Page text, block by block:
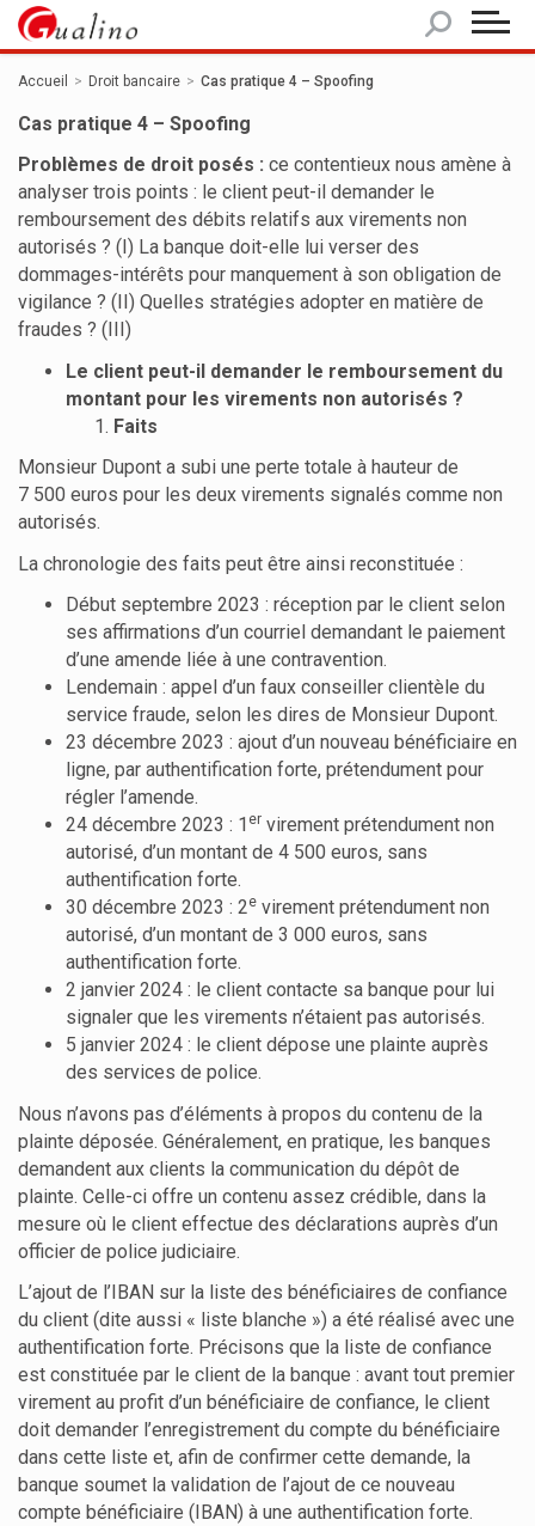
Accueil Droit bancaire Cas pratique 4 – Spoofing
Cas pratique 4 – Spoofing
Problèmes de droit posés : ce contentieux nous amène à
analyser trois points : le client peut-il demander le
remboursement des débits relatifs aux virements non
autorisés ? (I) La banque doit-elle lui verser des
dommages-intérêts pour manquement à son obligation de
vigilance ? (II) Quelles stratégies adopter en matière de
fraudes ? (III)
Le client peut-il demander le remboursement du
montant pour les virements non autorisés ?
Faits
Monsieur Dupont a subi une perte totale à hauteur de
7 500 euros pour les deux virements signalés comme non
autorisés.
La chronologie des faits peut être ainsi reconstituée :
Début septembre 2023 : réception par le client selon
ses affirmations d’un courriel demandant le paiement
d’une amende liée à une contravention.
Lendemain : appel d’un faux conseiller clientèle du
service fraude, selon les dires de Monsieur Dupont.
23 décembre 2023 : ajout d’un nouveau bénéficiaire en
ligne, par authentification forte, prétendument pour
régler l’amende.
24 décembre 2023 : 1 er virement prétendument non
autorisé, d’un montant de 4 500 euros, sans
authentification forte.
30 décembre 2023 : 2e virement prétendument non
autorisé, d’un montant de 3 000 euros, sans
authentification forte.
2 janvier 2024 : le client contacte sa banque pour lui
signaler que les virements n’étaient pas autorisés.
5 janvier 2024 : le client dépose une plainte auprès
des services de police.
Nous n’avons pas d’éléments à propos du contenu de la
plainte déposée. Généralement, en pratique, les banques
demandent aux clients la communication du dépôt de
plainte. Celle-ci offre un contenu assez crédible, dans la
mesure où le client effectue des déclarations auprès d’un
officier de police judiciaire.
L’ajout de l’IBAN sur la liste des bénéficiaires de confiance
du client (dite aussi « liste blanche ») a été réalisé avec une
authentification forte. Précisons que la liste de confiance
est constituée par le client de la banque : avant tout premier
virement au profit d’un bénéficiaire de confiance, le client
doit demander l’enregistrement du compte du bénéficiaire
dans cette liste et, afin de confirmer cette demande, la
banque soumet la validation de l’ajout de ce nouveau
compte bénéficiaire (IBAN) à une authentification forte.
Panneau de gestion des cookies